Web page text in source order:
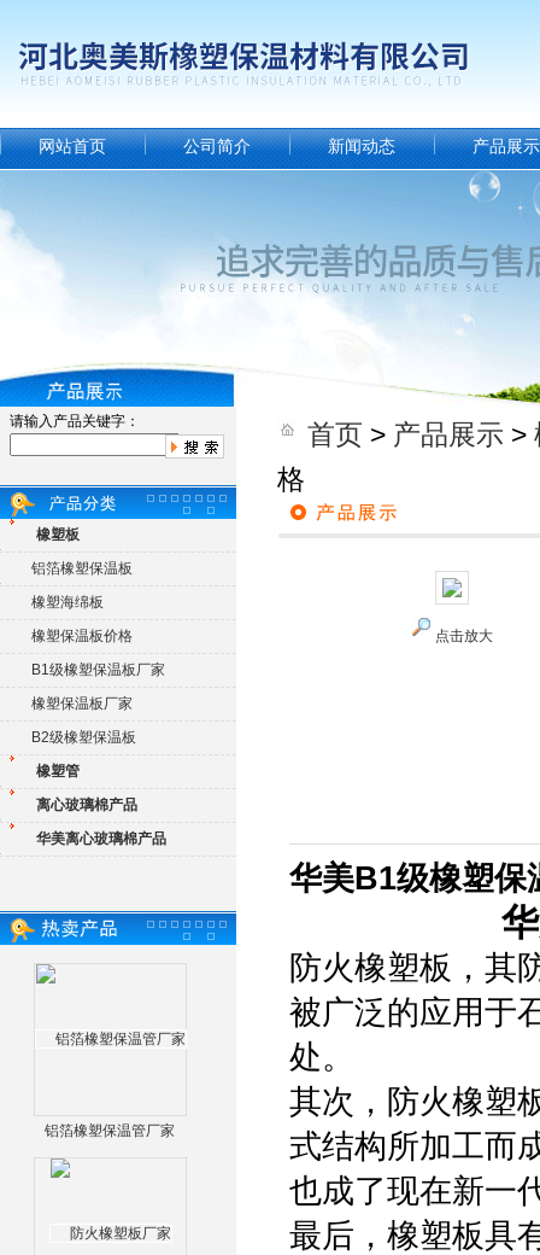
网站首页 公司简介 新闻动态 产品展示
请输入产品关键字：
橡塑板
铝箔橡塑保温板
橡塑海绵板
橡塑保温板价格
B1级橡塑保温板厂家
橡塑保温板厂家
B2级橡塑保温板
橡塑管
离心玻璃棉产品
华美离心玻璃棉产品
铝箔橡塑保温管厂家
首页 > 产品展示 >
格
点击放大
华美B1级橡塑保
防火橡塑板，其
被广泛的应用于
处。
其次，防火橡塑
式结构所加工而
也成了现在新一
最后，橡塑板具